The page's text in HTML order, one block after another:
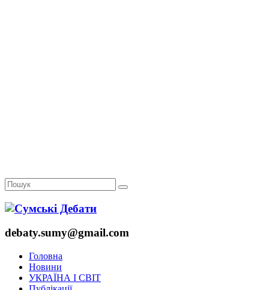
debaty.sumy@gmail.com
Головна
Новини
УКРАЇНА І СВІТ